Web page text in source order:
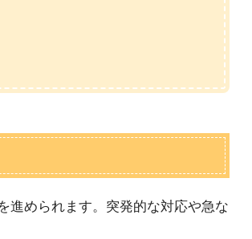
進められます。突発的な対応や急な